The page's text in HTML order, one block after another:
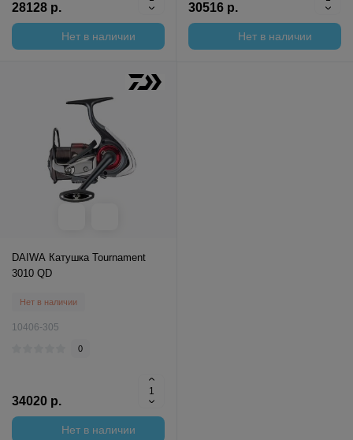
28128 р.
Нет в наличии
30516 р.
Нет в наличии
DAIWA Катушка Tournament
3010 QD
Нет в наличии
10406-305
0
34020 р.
Нет в наличии